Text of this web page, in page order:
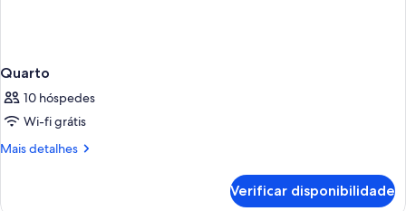
Quarto
10 hóspedes
Wi-fi grátis
Mais detalhes
Mais
Verificar disponibilidade